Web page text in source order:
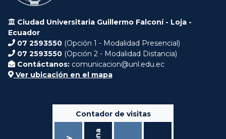
Ciudad Universitaria Guillermo Falconí - Loja -
Ecuador
07 2593550 (Opción 1 - Modalidad Presencial)
07 2593550 (Opción 2 - Modalidad Distancia)
Contáctanos: comunicacion@unl.edu.ec
Ver ubicación en el mapa
Contador de visitas